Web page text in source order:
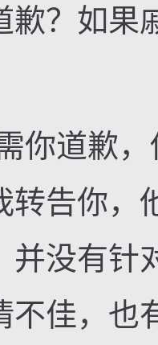
歉？如果
道歉，
转告你，
并没有针
不佳，也